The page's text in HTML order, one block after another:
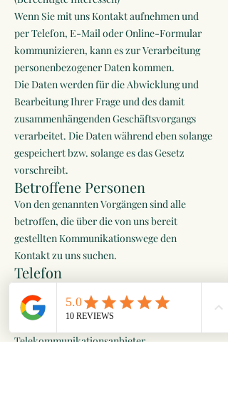
Wenn Sie mit uns Kontakt aufnehmen und
per Telefon, E-Mail oder Online-Formular
kommunizieren, kann es zur Verarbeitung
personenbezogener Daten kommen.
Die Daten werden für die Abwicklung und
Bearbeitung Ihrer Frage und des damit
zusammenhängenden Geschäftsvorgangs
verarbeitet. Die Daten während eben solange
gespeichert bzw. solange es das Gesetz
vorschreibt.
Betroffene Personen
Von den genannten Vorgängen sind alle
betroffen, die über die von uns bereit
gestellten Kommunikationswege den
Kontakt zu uns suchen.
Telefon
Anrufdaten auf dem jeweiligen Endgerät und
beim eingesetzten
Telekommunikationsanbieter